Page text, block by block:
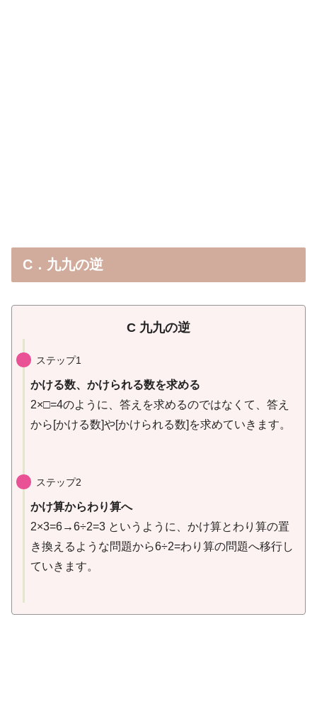
C．九九の逆
C 九九の逆
ステップ1
かける数、かけられる数を求める
2×□=4のように、答えを求めるのではなくて、答え
から[かける数]や[かけられる数]を求めていきます。
ステップ2
かけ算からわり算へ
2×3=6→6÷2=3 というように、かけ算とわり算の置
き換えるような問題から6÷2=わり算の問題へ移行し
ていきます。